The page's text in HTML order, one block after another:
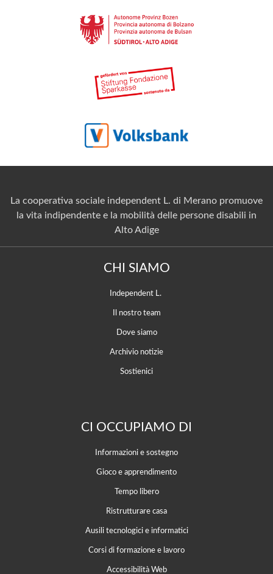
La cooperativa sociale independent L. di Merano promuove
la vita indipendente e la mobilità delle persone disabili in
Alto Adige
CHI SIAMO
Independent L.
Il nostro team
Dove siamo
Archivio notizie
Sostienici
CI OCCUPIAMO DI
Informazioni e sostegno
Gioco e apprendimento
Tempo libero
Ristrutturare casa
Ausili tecnologici e informatici
Corsi di formazione e lavoro
Accessibilità Web